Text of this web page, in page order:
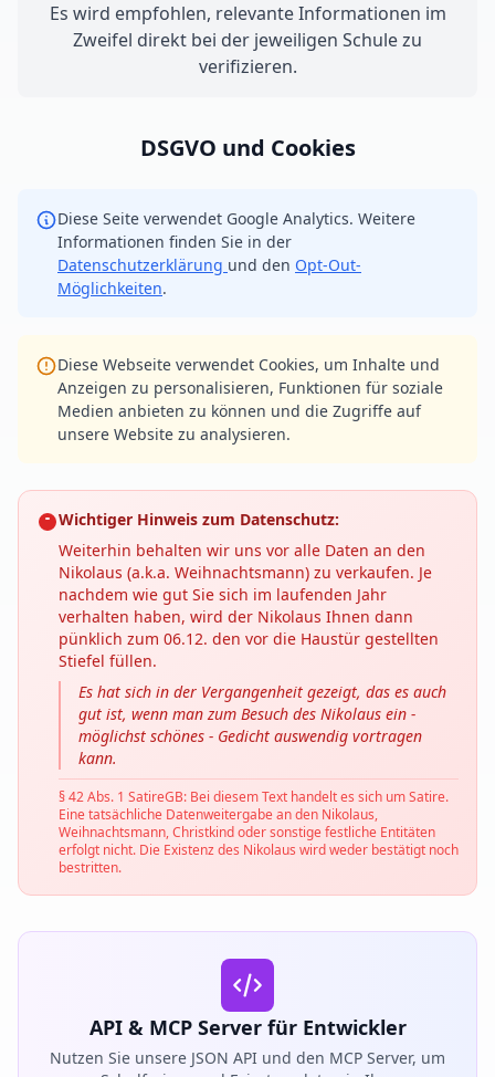
Es wird empfohlen, relevante Informationen im
Zweifel direkt bei der jeweiligen Schule zu
verifizieren.
DSGVO und Cookies
Diese Seite verwendet Google Analytics. Weitere
Informationen finden Sie in der
Datenschutzerklärung und den Opt-Out-
Möglichkeiten.
Diese Webseite verwendet Cookies, um Inhalte und
Anzeigen zu personalisieren, Funktionen für soziale
Medien anbieten zu können und die Zugriffe auf
unsere Website zu analysieren.
Wichtiger Hinweis zum Datenschutz:
Weiterhin behalten wir uns vor alle Daten an den
Nikolaus (a.k.a. Weihnachtsmann) zu verkaufen. Je
nachdem wie gut Sie sich im laufenden Jahr
verhalten haben, wird der Nikolaus Ihnen dann
pünklich zum 06.12. den vor die Haustür gestellten
Stiefel füllen.
Es hat sich in der Vergangenheit gezeigt, das es auch
gut ist, wenn man zum Besuch des Nikolaus ein -
möglichst schönes - Gedicht auswendig vortragen
kann.
§ 42 Abs. 1 SatireGB: Bei diesem Text handelt es sich um Satire.
Eine tatsächliche Datenweitergabe an den Nikolaus,
Weihnachtsmann, Christkind oder sonstige festliche Entitäten
erfolgt nicht. Die Existenz des Nikolaus wird weder bestätigt noch
bestritten.
API & MCP Server für Entwickler
Nutzen Sie unsere JSON API und den MCP Server, um